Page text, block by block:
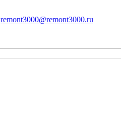
remont3000@remont3000.ru